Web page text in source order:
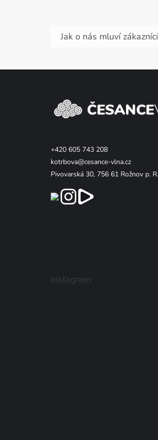
+420 605 743 208
kotrbova@cesance-vlna.cz
Pivovarská 30, 756 61 Rožnov p. R.
Instagram